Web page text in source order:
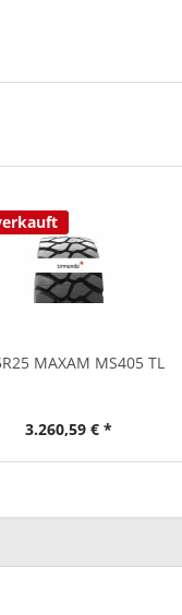
MAXAM MS405 TL
3.260,59 € *